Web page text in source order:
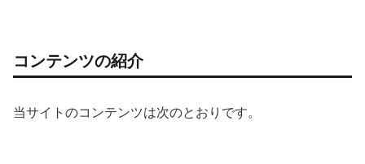
コンテンツの紹介
当サイトのコンテンツは次のとおりです。